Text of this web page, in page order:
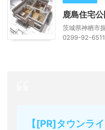
鹿島住宅公
茨城県神栖市
0299-92-6511
【[PR]タウンラ